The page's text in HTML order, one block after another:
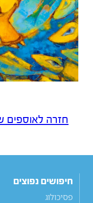
חזרה לאוספים
חיפושים נפוצים
פסיכולוג